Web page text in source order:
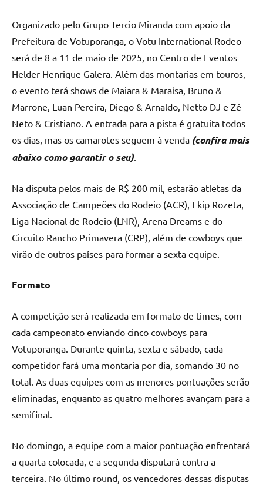
Organizado pelo Grupo Tercio Miranda com apoio da
Prefeitura de Votuporanga, o Votu International Rodeo
será de 8 a 11 de maio de 2025, no Centro de Eventos
Helder Henrique Galera. Além das montarias em touros,
o evento terá shows de Maiara & Maraísa, Bruno &
Marrone, Luan Pereira, Diego & Arnaldo, Netto DJ e Zé
Neto & Cristiano. A entrada para a pista é gratuita todos
os dias, mas os camarotes seguem à venda (confira mais
abaixo como garantir o seu).
Na disputa pelos mais de R$ 200 mil, estarão atletas da
Associação de Campeões do Rodeio (ACR), Ekip Rozeta,
Liga Nacional de Rodeio (LNR), Arena Dreams e do
Circuito Rancho Primavera (CRP), além de cowboys que
virão de outros países para formar a sexta equipe.
Formato
A competição será realizada em formato de times, com
cada campeonato enviando cinco cowboys para
Votuporanga. Durante quinta, sexta e sábado, cada
competidor fará uma montaria por dia, somando 30 no
total. As duas equipes com as menores pontuações serão
eliminadas, enquanto as quatro melhores avançam para a
semifinal.
No domingo, a equipe com a maior pontuação enfrentará
a quarta colocada, e a segunda disputará contra a
terceira. No último round, os vencedores dessas disputas